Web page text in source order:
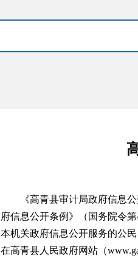
《高青县审计局政府信息
府信息公开条例》（国务院令
本机关政府信息公开服务的公
在高青县人民政府网站（